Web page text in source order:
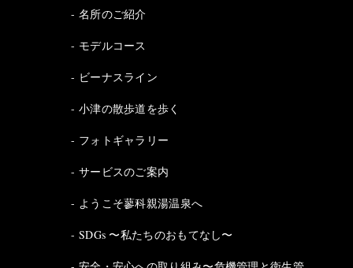
名所のご紹介
モデルコース
ビーナスライン
小津の散歩道を歩く
フォトギャラリー
サービスのご案内
ようこそ蓼科親湯温泉へ
SDGs 〜私たちのおもてなし〜